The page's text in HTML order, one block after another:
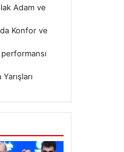
Adam ve
Konfor ve
performansı